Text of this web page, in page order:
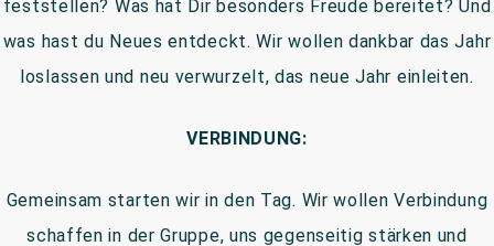
feststellen? Was hat Dir besonders Freude bereitet? Und
was hast du Neues entdeckt. Wir wollen dankbar das Jahr
loslassen und neu verwurzelt, das neue Jahr einleiten.
VERBINDUNG:
Gemeinsam starten wir in den Tag. Wir wollen Verbindung
schaffen in der Gruppe, uns gegenseitig stärken und